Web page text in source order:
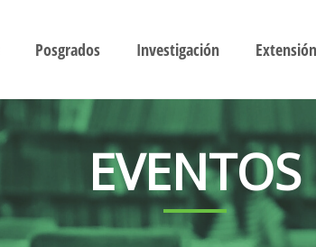
Posgrados Investigación Extensión
EVENTOS